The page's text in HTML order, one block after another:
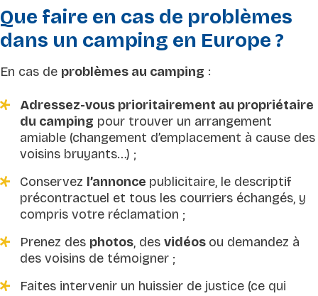
Que faire en cas de problèmes
dans un camping en Europe ?
En cas de problèmes au camping :
Adressez-vous prioritairement au propriétaire
du camping pour trouver un arrangement
amiable (changement d’emplacement à cause des
voisins bruyants…) ;
Conservez l’annonce publicitaire, le descriptif
précontractuel et tous les courriers échangés, y
compris votre réclamation ;
Prenez des photos, des vidéos ou demandez à
des voisins de témoigner ;
Faites intervenir un huissier de justice (ce qui